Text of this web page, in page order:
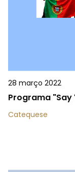
28 março 2022
Programa "Say
Catequese